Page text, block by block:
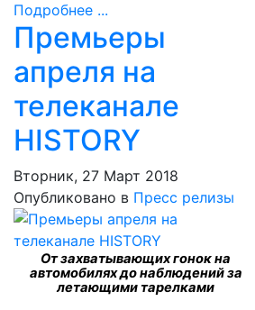
Подробнее ...
Премьеры
апреля на
телеканале
HISTORY
Вторник, 27 Март 2018
Опубликовано в Пресс релизы
От захватывающих гонок на
автомобилях до наблюдений за
летающими тарелками